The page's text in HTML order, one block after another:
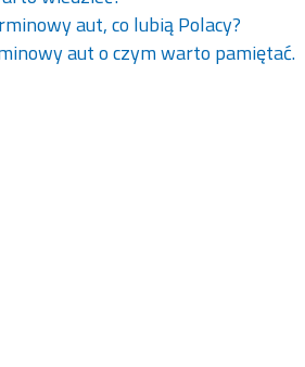
aut, co lubią Polacy?
aut o czym warto pamiętać.